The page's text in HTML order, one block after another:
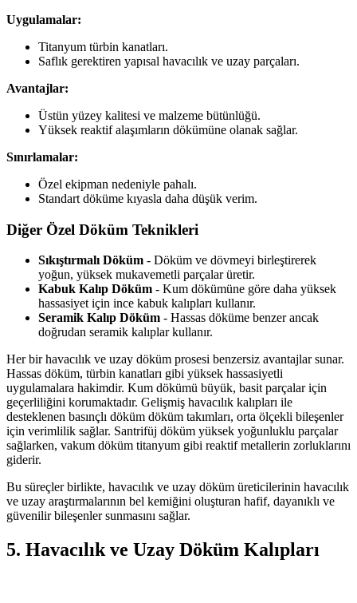
Uygulamalar:
Titanyum türbin kanatları.
Saflık gerektiren yapısal havacılık ve uzay parçaları.
Avantajlar:
Üstün yüzey kalitesi ve malzeme bütünlüğü.
Yüksek reaktif alaşımların dökümüne olanak sağlar.
Sınırlamalar:
Özel ekipman nedeniyle pahalı.
Standart döküme kıyasla daha düşük verim.
Diğer Özel Döküm Teknikleri
Sıkıştırmalı Döküm - Döküm ve dövmeyi birleştirerek
yoğun, yüksek mukavemetli parçalar üretir.
Kabuk Kalıp Döküm - Kum dökümüne göre daha yüksek
hassasiyet için ince kabuk kalıpları kullanır.
Seramik Kalıp Döküm - Hassas döküme benzer ancak
doğrudan seramik kalıplar kullanır.
Her bir havacılık ve uzay döküm prosesi benzersiz avantajlar sunar.
Hassas döküm, türbin kanatları gibi yüksek hassasiyetli
uygulamalara hakimdir. Kum dökümü büyük, basit parçalar için
geçerliliğini korumaktadır. Gelişmiş havacılık kalıpları ile
desteklenen basınçlı döküm döküm takımları, orta ölçekli bileşenler
için verimlilik sağlar. Santrifüj döküm yüksek yoğunluklu parçalar
sağlarken, vakum döküm titanyum gibi reaktif metallerin zorluklarını
giderir.
Bu süreçler birlikte, havacılık ve uzay döküm üreticilerinin havacılık
ve uzay araştırmalarının bel kemiğini oluşturan hafif, dayanıklı ve
güvenilir bileşenler sunmasını sağlar.
5. Havacılık ve Uzay Döküm Kalıpları